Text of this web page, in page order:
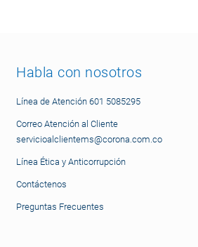
Habla con nosotros
Línea de Atención 601 5085295
Correo Atención al Cliente
servicioalclientems@corona.com.co
Línea Ética y Anticorrupción
Contáctenos
Preguntas Frecuentes